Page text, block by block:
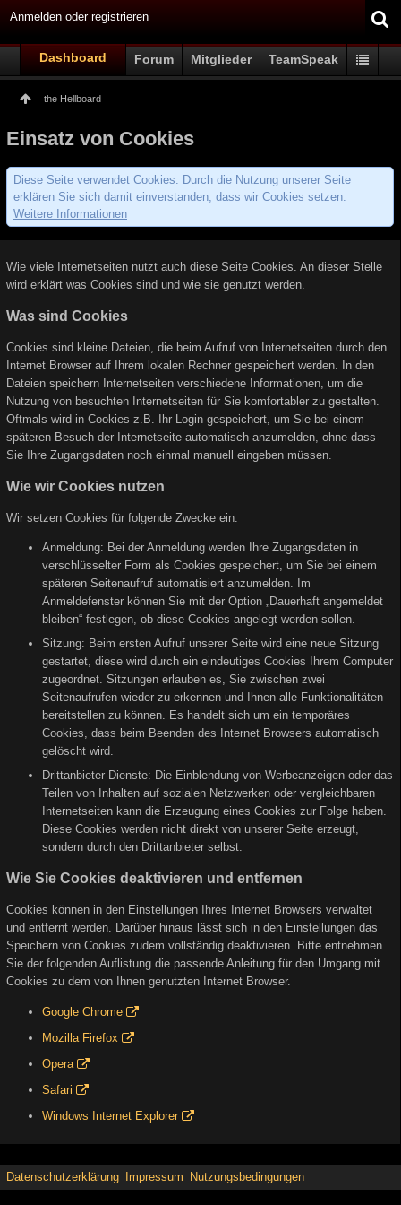
Anmelden oder registrieren
Dashboard Forum Mitglieder TeamSpeak
the Hellboard
Einsatz von Cookies
Diese Seite verwendet Cookies. Durch die Nutzung unserer Seite
erklären Sie sich damit einverstanden, dass wir Cookies setzen.
Weitere Informationen
Wie viele Internetseiten nutzt auch diese Seite Cookies. An dieser Stelle
wird erklärt was Cookies sind und wie sie genutzt werden.
Was sind Cookies
Cookies sind kleine Dateien, die beim Aufruf von Internetseiten durch den
Internet Browser auf Ihrem lokalen Rechner gespeichert werden. In den
Dateien speichern Internetseiten verschiedene Informationen, um die
Nutzung von besuchten Internetseiten für Sie komfortabler zu gestalten.
Oftmals wird in Cookies z.B. Ihr Login gespeichert, um Sie bei einem
späteren Besuch der Internetseite automatisch anzumelden, ohne dass
Sie Ihre Zugangsdaten noch einmal manuell eingeben müssen.
Wie wir Cookies nutzen
Wir setzen Cookies für folgende Zwecke ein:
Anmeldung: Bei der Anmeldung werden Ihre Zugangsdaten in
verschlüsselter Form als Cookies gespeichert, um Sie bei einem
späteren Seitenaufruf automatisiert anzumelden. Im
Anmeldefenster können Sie mit der Option „Dauerhaft angemeldet
bleiben“ festlegen, ob diese Cookies angelegt werden sollen.
Sitzung: Beim ersten Aufruf unserer Seite wird eine neue Sitzung
gestartet, diese wird durch ein eindeutiges Cookies Ihrem Computer
zugeordnet. Sitzungen erlauben es, Sie zwischen zwei
Seitenaufrufen wieder zu erkennen und Ihnen alle Funktionalitäten
bereitstellen zu können. Es handelt sich um ein temporäres
Cookies, dass beim Beenden des Internet Browsers automatisch
gelöscht wird.
Drittanbieter-Dienste: Die Einblendung von Werbeanzeigen oder das
Teilen von Inhalten auf sozialen Netzwerken oder vergleichbaren
Internetseiten kann die Erzeugung eines Cookies zur Folge haben.
Diese Cookies werden nicht direkt von unserer Seite erzeugt,
sondern durch den Drittanbieter selbst.
Wie Sie Cookies deaktivieren und entfernen
Cookies können in den Einstellungen Ihres Internet Browsers verwaltet
und entfernt werden. Darüber hinaus lässt sich in den Einstellungen das
Speichern von Cookies zudem vollständig deaktivieren. Bitte entnehmen
Sie der folgenden Auflistung die passende Anleitung für den Umgang mit
Cookies zu dem von Ihnen genutzten Internet Browser.
Google Chrome
Mozilla Firefox
Opera
Safari
Windows Internet Explorer
Datenschutzerklärung Impressum Nutzungsbedingungen